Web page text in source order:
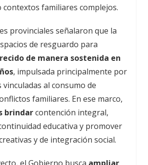
familiares complejos.
provinciales señalaron que la
de resguardo para
de manera sostenida en
, impulsada principalmente por
al consumo de
familiares. En ese marco,
brindarcontención integral,
educativa y promover
y de integración social.